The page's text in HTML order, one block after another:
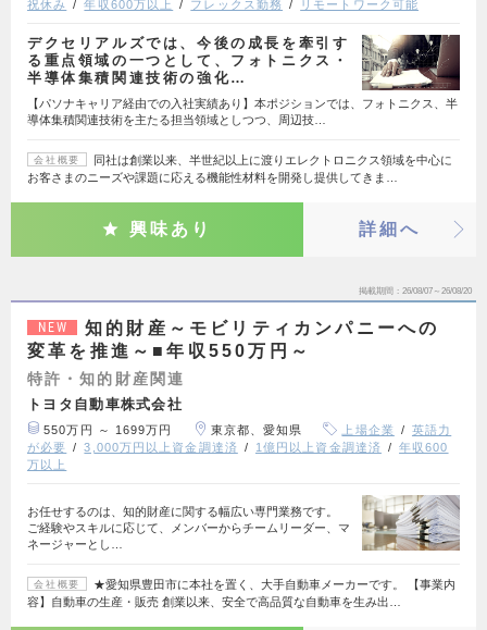
祝休み
年収600万以上 フレックス勤務 リモートワーク可能
デクセリアルズでは、今後の成長を牽引す
る重点領域の一つとして、フォトニクス・
半導体集積関連技術の強化…
【パソナキャリア経由での入社実績あり】本ポジションでは、フォトニクス、半
導体集積関連技術を主たる担当領域としつつ、周辺技…
会社概要
同社は創業以来、半世紀以上に渡りエレクトロニクス領域を中心に
お客さまのニーズや課題に応える機能性材料を開発し提供してきま…
興味あり 詳細へ
掲載期間 26/08/07～26/08/20
NEW
知的財産～モビリティカンパニーへの
変革を推進～■年収550万円～
特許・知的財産関連
トヨタ自動車株式会社
550万円 ～ 1699万円 東京都、愛知県 上場企業
英語力
が必要
3,000万円以上資金調達済 1億円以上資金調達済
年収600
万以上
お任せするのは、知的財産に関する幅広い専門業務です。
ご経験やスキルに応じて、メンバーからチームリーダー、マ
ネージャーとし…
会社概要
★愛知県豊田市に本社を置く、大手自動車メーカーです。 【事業内
容】自動車の生産・販売 創業以来、安全で高品質な自動車を生み出…